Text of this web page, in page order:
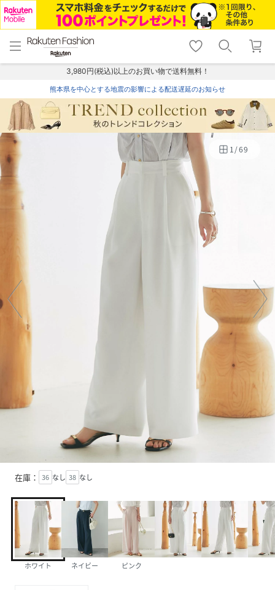
menu home
トップ
shopping_cart lock_outline
ログイン
3,980円(税込)以上のお買い物で送料無料！
熊本県を中心とする地震の影響による配送遅延のお知らせ
1/69
在庫： 36 なし 38 なし
ホワイト ネイビー ピンク